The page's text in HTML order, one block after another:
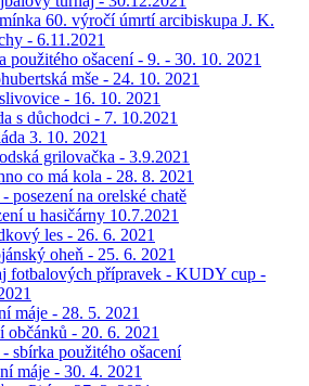
60. výročí úmrtí arcibiskupa J. K.
- 6.11.2021
použitého ošacení - 9. - 30. 10. 2021
mše - 24. 10. 2021
- 16. 10. 2021
s důchodci - 7. 10.2021
3. 10. 2021
grilovačka - 3.9.2021
co má kola - 28. 8. 2021
posezení na orelské chatě
u hasičárny 10.7.2021
les - 26. 6. 2021
oheň - 25. 6. 2021
fotbalových přípravek - KUDY cup -
máje - 28. 5. 2021
občánků - 20. 6. 2021
sbírka použitého ošacení
máje - 30. 4. 2021